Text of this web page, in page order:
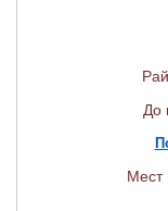
До
Мест